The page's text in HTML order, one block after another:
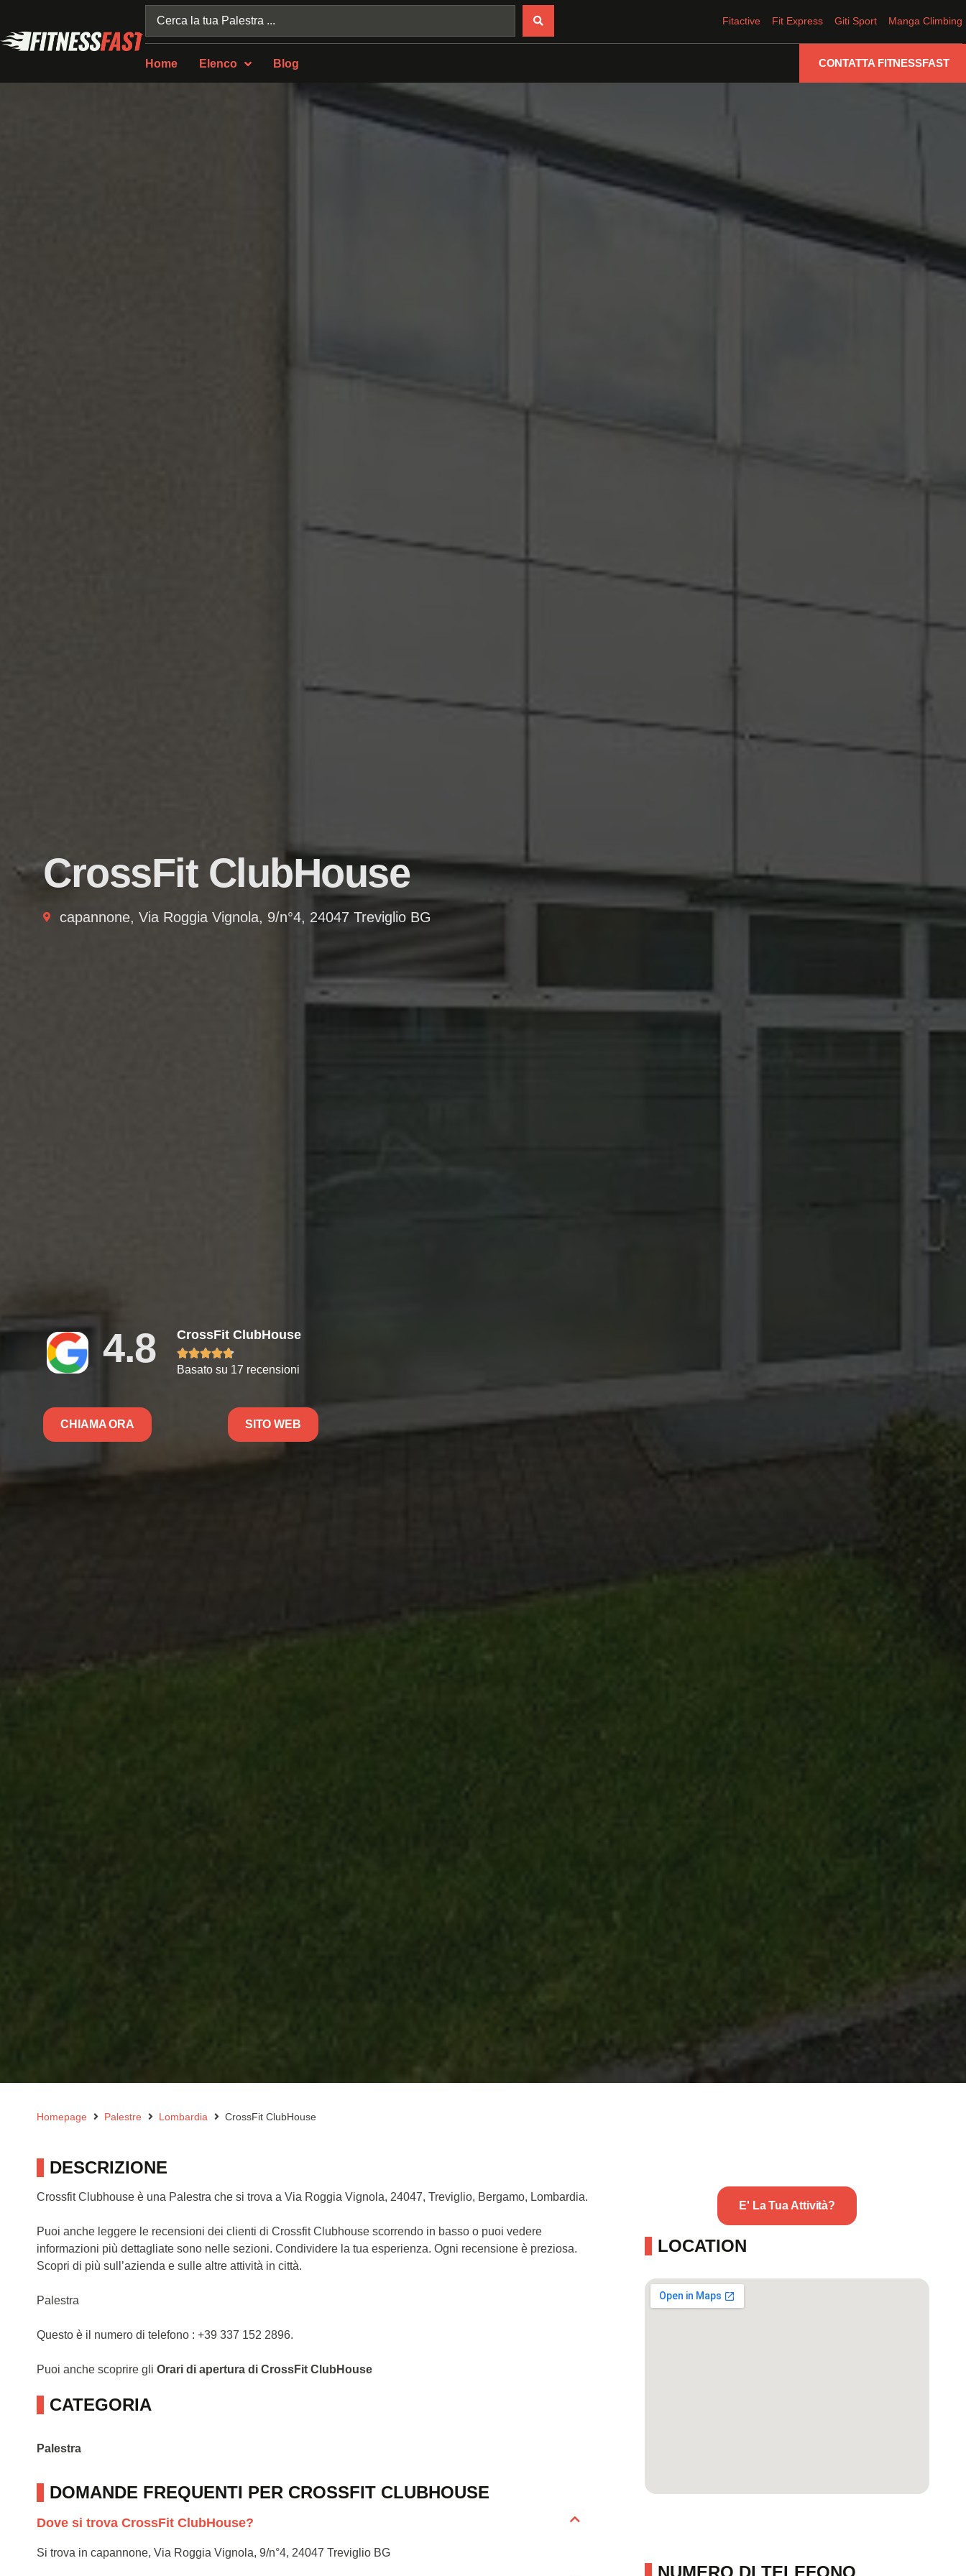
Fitactive Fit Express Giti Sport Manga Climbing
Home Elenco Blog CONTATTA FITNESSFAST
CrossFit ClubHouse
capannone, Via Roggia Vignola, 9/n°4, 24047 Treviglio BG
4.8 CrossFit ClubHouse

Basato su 17 recensioni
CHIAMA ORA SITO WEB
Homepage Palestre Lombardia CrossFit ClubHouse
DESCRIZIONE
Crossfit Clubhouse è una Palestra che si trova a Via Roggia Vignola, 24047, Treviglio, Bergamo, Lombardia.
Puoi anche leggere le recensioni dei clienti di Crossfit Clubhouse scorrendo in basso o puoi vedere
informazioni più dettagliate sono nelle sezioni. Condividere la tua esperienza. Ogni recensione è preziosa.
Scopri di più sull’azienda e sulle altre attività in città.
Palestra
Questo è il numero di telefono : +39 337 152 2896.
Puoi anche scoprire gli Orari di apertura di CrossFit ClubHouse
CATEGORIA
Palestra
DOMANDE FREQUENTI PER CROSSFIT CLUBHOUSE
Dove si trova CrossFit ClubHouse?
Si trova in capannone, Via Roggia Vignola, 9/n°4, 24047 Treviglio BG
E' La Tua Attività?
LOCATION